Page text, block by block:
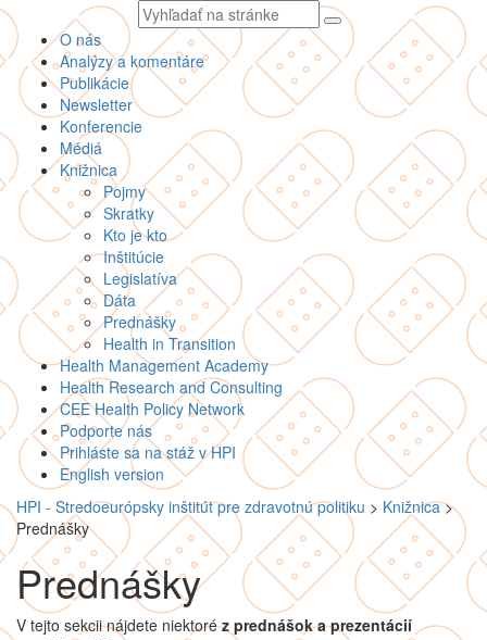
Vyhľadávaný
text
O nás
Analýzy a komentáre
Publikácie
Newsletter
Konferencie
Médiá
Knižnica
Pojmy
Skratky
Kto je kto
Inštitúcie
Legislatíva
Dáta
Prednášky
Health in Transition
Health Management Academy
Health Research and Consulting
CEE Health Policy Network
Podporte nás
Prihláste sa na stáž v HPI
English version
HPI - Stredoeurópsky inštitút pre zdravotnú politiku > Knižnica>
Prednášky
Prednášky
V tejto sekcii nájdete niektoréz prednášok a prezentácií